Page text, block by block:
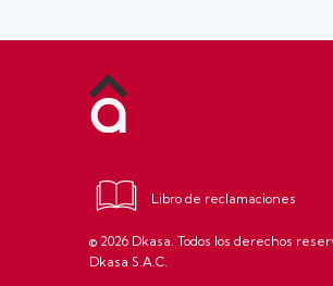
Libro de reclamaciones
© 2026 Dkasa. Todos los derechos
Dkasa S.A.C.